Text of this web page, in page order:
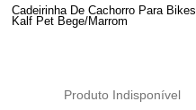
Cadeirinha De Cachorro Para Bikes
Kalf Pet Bege/Marrom
Produto Indisponível